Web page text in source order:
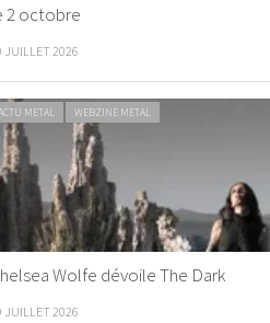
2 octobre
JUILLET 2026
METAL WEBZINE METAL
Wolfe dévoile The Dark
JUILLET 2026